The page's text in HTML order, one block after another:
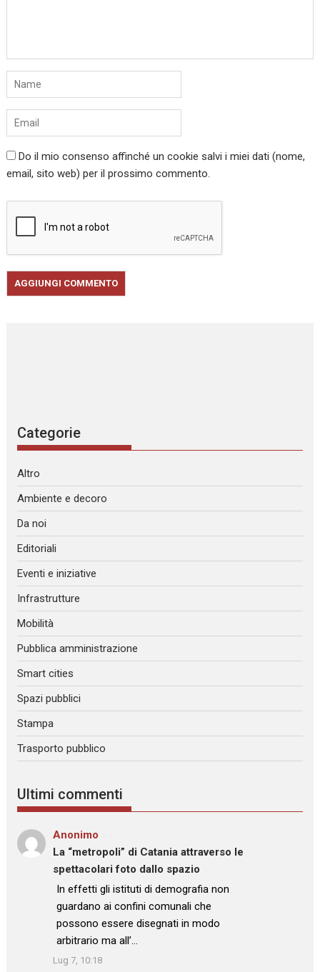
Do il mio consenso affinché un cookie salvi i miei dati (nome,
email, sito web) per il prossimo commento.
Categorie
Altro
Ambiente e decoro
Da noi
Editoriali
Eventi e iniziative
Infrastrutture
Mobilità
Pubblica amministrazione
Smart cities
Spazi pubblici
Stampa
Trasporto pubblico
Ultimi commenti
Anonimo
La “metropoli” di Catania attraverso le
spettacolari foto dallo spazio
: “
In effetti gli istituti di demografia non
guardano ai confini comunali che
possono essere disegnati in modo
arbitrario ma all’…
”
Lug 7, 10:18